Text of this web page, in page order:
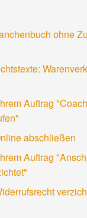
ohne
Auftrag
abschließen
Auftrag